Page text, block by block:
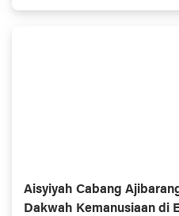
Aisyiyah Cabang
Dakwah Kemanusiaan di